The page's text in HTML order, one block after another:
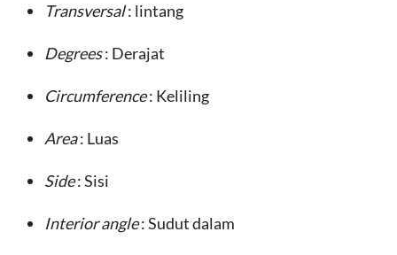
Transversal: lintang
Degrees: Derajat
Circumference: Keliling
Area: Luas
Side: Sisi
Interior angle: Sudut dalam